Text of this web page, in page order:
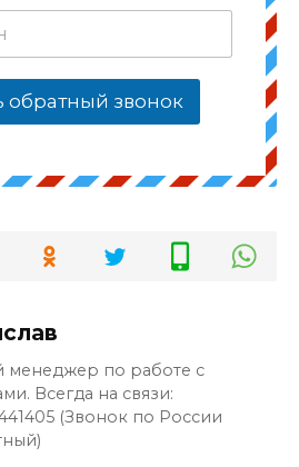
обратный звонок
менеджер по работе с
Всегда на связи:
(Звонок по России